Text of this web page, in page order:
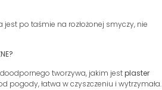
po taśmie na rozłożonej smyczy, nie
?
tworzywa, jakim jestplaster
pogody, łatwa w czyszczeniu i wytrzymała.